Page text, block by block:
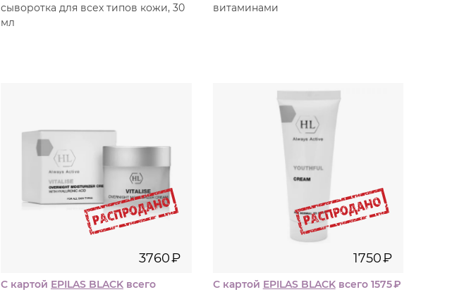
сыворотка для всех типов кожи, 30
мл
витаминами
3760₽
С картой EPILAS BLACKвсего
70
1750
1750₽
С картой EPILAS BLACKвсего 1575₽